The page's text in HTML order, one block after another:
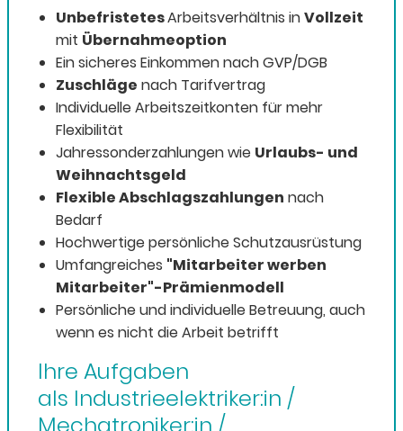
UnbefristetesArbeitsverhältnis inVollzeit
mit Übernahmeoption
Ein sicheres Einkommen nach GVP/DGB
Zuschläge nach Tarifvertrag
Individuelle Arbeitszeitkonten für mehr
Flexibilität
Jahressonderzahlungen wie Urlaubs- und
Weihnachtsgeld
Flexible Abschlagszahlungen nach
Bedarf
Hochwertige persönliche Schutzausrüstung
Umfangreiches "Mitarbeiter werben
Mitarbeiter"-Prämienmodell
Persönliche und individuelle Betreuung, auch
wenn es nicht die Arbeit betrifft
Ihre Aufgaben
als Industrieelektriker:in /